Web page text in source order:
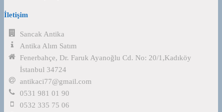
İletişim
Sancak Antika
Antika Alım Satım
Fenerbahçe, Dr. Faruk Ayanoğlu Cd. No: 20/1,Kadıköy
İstanbul 34724
antikaci77@gmail.com
0531 981 01 90
0532 335 75 06